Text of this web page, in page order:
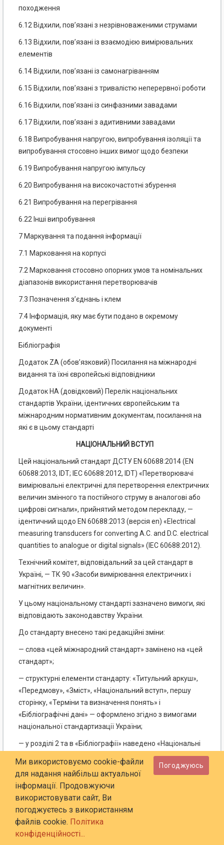
походження
6.12 Відхили, пов’язані з незрівноваженими струмами
6.13 Відхили, пов’язані із взаємодією вимірювальних
елементів
6.14 Відхили, пов’язані із самонагріванням
6.15 Відхили, пов’язані з тривалістю неперервної роботи
6.16 Відхили, пов’язані із синфазними завадами
6.17 Відхили, пов’язані з адитивними завадами
6.18 Випробування напругою, випробування ізоляції та
випробування стосовно інших вимог щодо безпеки
6.19 Випробування напругою імпульсу
6.20 Випробування на високочастотні збурення
6.21 Випробування на перегрівання
6.22 Інші випробування
7 Маркування та подання інформації
7.1 Марковання на корпусі
7.2 Марковання стосовно опорних умов та номінальних
діапазонів використання перетворювачів
7.3 Позначення з’єднань і клем
7.4 Інформація, яку має бути подано в окремому
документі
Бібліографія
Додаток ZA (обов’язковий) Посилання на міжнародні
видання та їхні європейські відповідники
Додаток НА (довідковий) Перелік національних
стандартів України, ідентичних європейським та
міжнародним нормативним документам, посилання на
які є в цьому стандарті
НАЦІОНАЛЬНИЙ ВСТУП
Цей національний стандарт ДСТУ EN 60688:2014 (EN
60688:2013, IDT; IEC 60688:2012, IDT) «Перетворювачі
вимірювальні електричні для перетворення електричних
величин змінного та постійного струму в аналогові або
цифрові сигнали», прийнятий методом перекладу, —
ідентичний щодо EN 60688:2013 (версія en) «Electrical
measuring transducers for converting A.C. and D.C. electrical
quantities to analogue or digital signals» (IEC 60688:2012).
Технічний комітет, відповідальний за цей стандарт в
Україні, — ТК 90 «Засоби вимірювання електричних і
магнітних величин».
У цьому національному стандарті зазначено вимоги, які
відповідають законодавству України.
До стандарту внесено такі редакційні зміни:
— слова «цей міжнародний стандарт» замінено на «цей
стандарт»;
— структурні елементи стандарту: «Титульний аркуш»,
«Передмову», «Зміст», «Національний вступ», першу
сторінку, «Терміни та визначення понять» і
«Бібліографічні дані» — оформлено згідно з вимогами
національної стандартизації України;
— у розділі 2 та в «Бібліографії» наведено «Національні
— вилучено «Передмову» до EN 60688:2013 як таку, що
безпосередньо не стосується технічного змісту цього
стандарту;
— у структурному елементі «Зміст» назву підрозділу 4.7
приведено у відповідність з його назвою у тексті
стандарту: «4.7 Вимоги щодо безпеки» замінено на «4.7
Ми використовуємо cookie-файли
для надання найбільш актуальної
інформації. Продовжуючи
використовувати сайт, Ви
погоджуєтесь з використанням
файлів cookie. Політика
конфіденційності...
Погоджуюсь